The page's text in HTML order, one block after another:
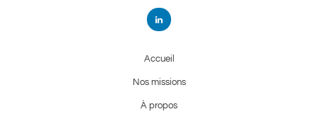
Accueil
Nos missions
À propos